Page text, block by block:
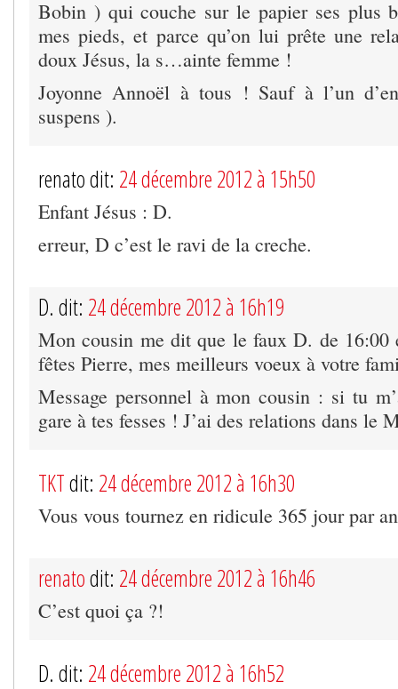
Bobin ) qui couche sur le papier ses plus
mes pieds, et parce qu’on lui prête une
doux Jésus, la s…ainte femme !
Joyonne Annoël à tous ! Sauf à l’un
suspens ).
renato dit: 24 décembre 2012 à 15h50
Enfant Jésus : D.
erreur, D c’est le ravi de la creche.
D. dit: 24 décembre 2012 à 16h19
Mon cousin me dit que le faux D. de 16:00
fêtes Pierre, mes meilleurs voeux à votre
Message personnel à mon cousin : si tu
gare à tes fesses ! J’ai des relations dans le
TKTdit: 24 décembre 2012 à 16h30
Vous vous tournez en ridicule 365 jour par an
renatodit: 24 décembre 2012 à 16h46
C’est quoi ça ?!
D. dit: 24 décembre 2012 à 16h52